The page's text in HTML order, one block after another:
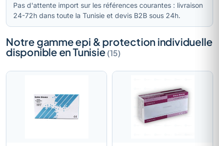
Pas d'attente import sur les références courantes : livraison
24-72h dans toute la Tunisie et devis B2B sous 24h.
Notre gamme epi & protection individuelle
disponible en Tunisie (15)